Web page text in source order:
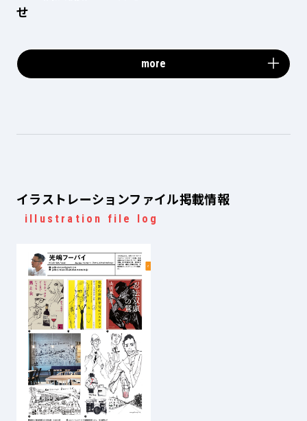
せ
more
イラストレーションファイル掲載情報
illustration file log